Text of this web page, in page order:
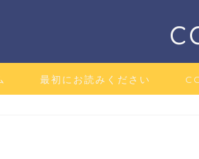
最初にお読みください